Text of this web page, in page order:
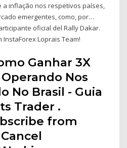
inflação nos respetivos países,
emergentes, como, por…
oficial del Rally Dakar.
InstaForex Loprais Team!
Ganhar 3X
Nos
No Brasil - Guia
Trader .
from